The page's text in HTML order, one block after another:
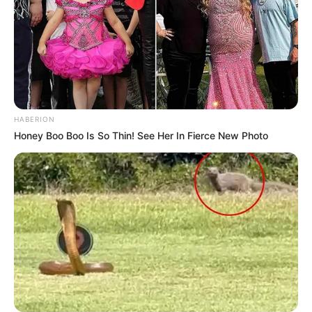
de “vencer” a situação.
Se o objetivo for criticar de maneira construtiva, as generalizações
nunca são boas aliadas. Frases como essas refletem falta de
escuta e empatia, e acabam rotulando o outro de forma injusta e
irreal.
-ad3
7. "Não diga isso, você nos faz parecer maus"
Não importa o que você esteja sentindo ou vivendo — o
importante, para quem diz essa frase, é que você não fale nada
que possa “manchar” a imagem da família.
HABERION
Honey Boo Boo Is So Thin! See Her In Fierce New Photo